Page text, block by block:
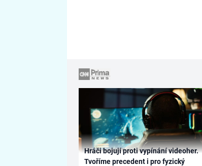
Hráči bojují proti vypínání videoher.
Tvoříme precedent i pro fyzický